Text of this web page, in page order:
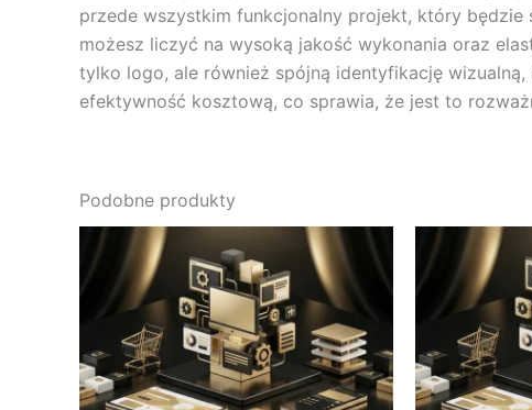
przede wszystkim funkcjonalny projekt, który
możesz liczyć na wysoką jakość wykonania oraz
tylko logo, ale również spójną identyfikację
efektywność kosztową, co sprawia, że jest to
Podobne produkty